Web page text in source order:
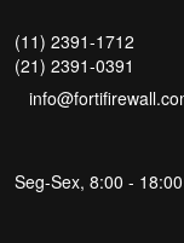
(11) 2391-1712
(21) 2391-0391
Seg-Sex, 8:00 - 18:00